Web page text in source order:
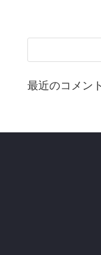
最近のコメント